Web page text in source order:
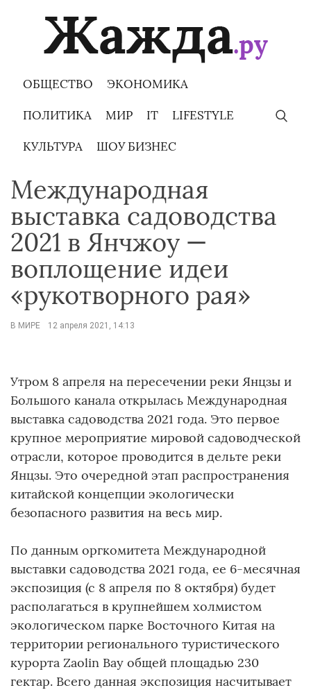
ОБЩЕСТВО ЭКОНОМИКА
ПОЛИТИКА МИР IT LIFESTYLE
КУЛЬТУРА ШОУ БИЗНЕС
Международная
выставка садоводства
2021 в Янчжоу —
воплощение идеи
«рукотворного рая»
В МИРЕ 12 апреля 2021, 14:13
Утром 8 апреля на пересечении реки Янцзы и
Большого канала открылась Международная
выставка садоводства 2021 года. Это первое
крупное мероприятие мировой садоводческой
отрасли, которое проводится в дельте реки
Янцзы. Это очередной этап распространения
китайской концепции экологически
безопасного развития на весь мир.
По данным оргкомитета Международной
выставки садоводства 2021 года, ее 6-месячная
экспозиция (с 8 апреля по 8 октября) будет
располагаться в крупнейшем холмистом
экологическом парке Восточного Китая на
территории регионального туристического
курорта Zaolin Bay общей площадью 230
гектар. Всего данная экспозиция насчитывает